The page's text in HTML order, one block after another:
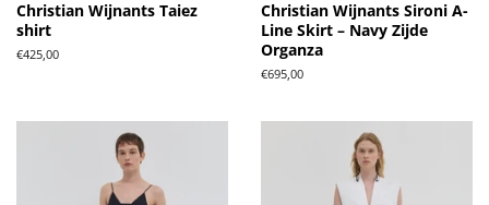
Christian Wijnants Taiez
shirt
Normale
€425,00
Christian Wijnants Sironi A-
Line Skirt – Navy Zijde
Organza
Normale
€695,00